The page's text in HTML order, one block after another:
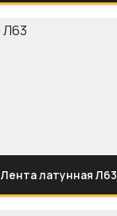
Лента латунная Л63